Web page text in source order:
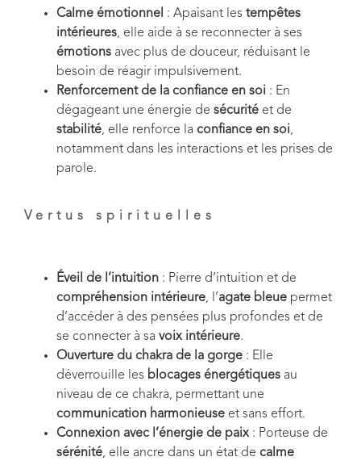
Calme émotionnel : Apaisant les tempêtes
intérieures, elle aide à se reconnecter à ses
émotions avec plus de douceur, réduisant le
besoin de réagir impulsivement.
Renforcement de la confiance en soi : En
dégageant une énergie de sécurité et de
stabilité, elle renforce la confiance en soi,
notamment dans les interactions et les prises de
parole.
Vertus spirituelles
Éveil de l’intuition : Pierre d’intuition et de
compréhension intérieure, l’agate bleue permet
d’accéder à des pensées plus profondes et de
se connecter à sa voix intérieure.
Ouverture du chakra de la gorge : Elle
déverrouille les blocages énergétiques au
niveau de ce chakra, permettant une
communication harmonieuse et sans effort.
Connexion avec l’énergie de paix: Porteuse de
sérénité, elle ancre dans un état de calme